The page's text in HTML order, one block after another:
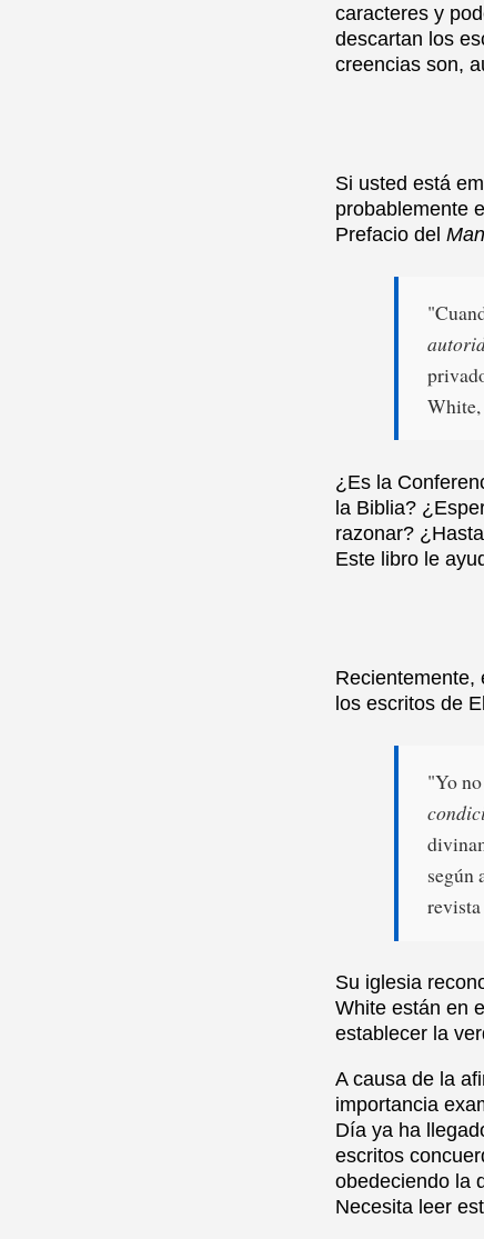
caracteres y
descartan los
creencias son,
Si usted está
probablemente
Prefacio del
White,
¿Es la
la Biblia?
razonar?
Este libro le
Recientemente,
los escritos de
"Yo
según
Su iglesia
White están en
establecer la
A causa de la
importancia
Día ya ha
escritos
obedeciendo la
Necesita leer